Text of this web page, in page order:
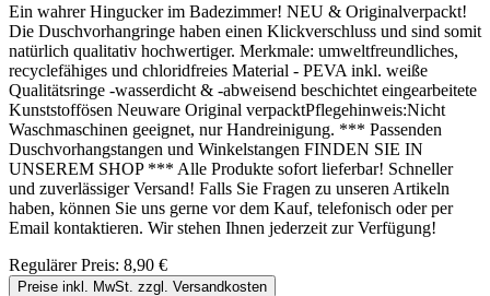
Ein wahrer Hingucker im Badezimmer! NEU & Originalverpackt!
Die Duschvorhangringe haben einen Klickverschluss und sind somit
natürlich qualitativ hochwertiger. Merkmale: umweltfreundliches,
recyclefähiges und chloridfreies Material - PEVA inkl. weiße
Qualitätsringe -wasserdicht & -abweisend beschichtet eingearbeitete
Kunststoffösen Neuware Original verpacktPflegehinweis:Nicht
Waschmaschinen geeignet, nur Handreinigung. *** Passenden
Duschvorhangstangen und Winkelstangen FINDEN SIE IN
UNSEREM SHOP *** Alle Produkte sofort lieferbar! Schneller
und zuverlässiger Versand! Falls Sie Fragen zu unseren Artikeln
haben, können Sie uns gerne vor dem Kauf, telefonisch oder per
Email kontaktieren. Wir stehen Ihnen jederzeit zur Verfügung!
Regulärer Preis: 8,90 €
Preise inkl. MwSt. zzgl. Versandkosten